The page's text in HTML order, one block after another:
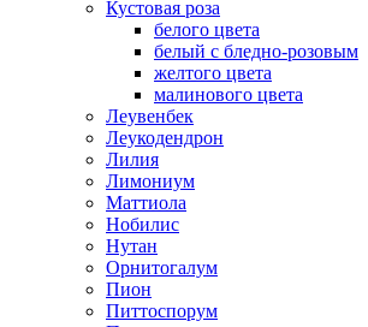
Кустовая роза
белого цвета
белый с бледно-розовым
желтого цвета
малинового цвета
Леувенбек
Леукодендрон
Лилия
Лимониум
Маттиола
Нобилис
Нутан
Орнитогалум
Пион
Питтоспорум